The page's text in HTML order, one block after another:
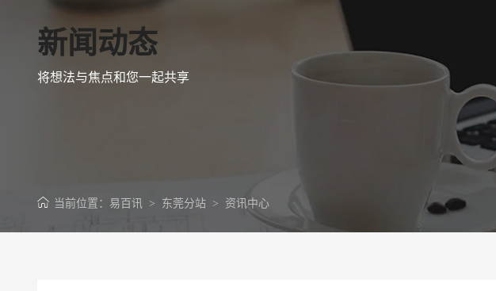
适
购
零
外
外
企业网
更贴身
外贸网
视觉、功
政府网
可轻松定
行
发
一
新闻动态
将想法与焦点和您一起共享
当前位置： 易百讯 > 东莞分站 > 资讯中心